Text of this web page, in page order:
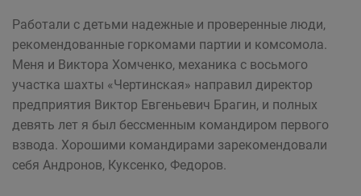
Работали с детьми надежные и проверенные люди,
рекомендованные горкомами партии и комсомола.
Меня и Виктора Хомченко, механика с восьмого
участка шахты «Чертинская» направил директор
предприятия Виктор Евгеньевич Брагин, и полных
девять лет я был бессменным командиром первого
взвода. Хорошими командирами зарекомендовали
себя Андронов, Куксенко, Федоров.